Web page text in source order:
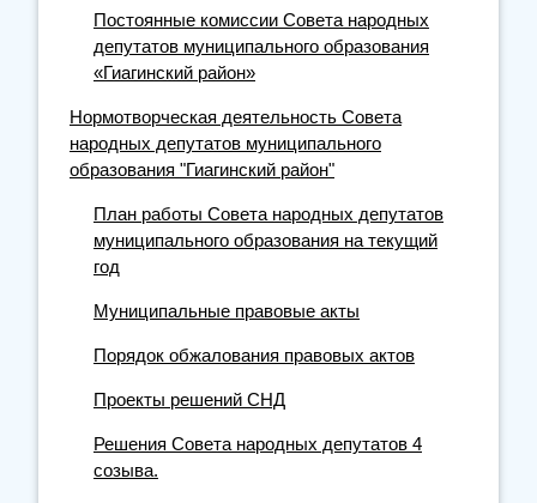
Постоянные комиссии Совета народных
депутатов муниципального образования
«Гиагинский район»
Нормотворческая деятельность Совета
народных депутатов муниципального
образования "Гиагинский район"
План работы Совета народных депутатов
муниципального образования на текущий
год
Муниципальные правовые акты
Порядок обжалования правовых актов
Проекты решений СНД
Решения Совета народных депутатов 4
созыва.